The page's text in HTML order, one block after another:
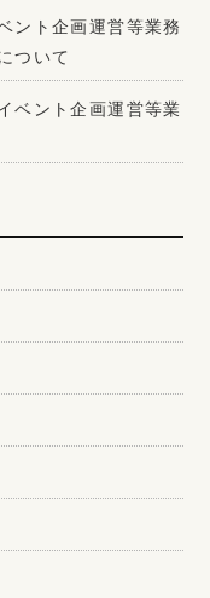
ント企画運営等業務
ついて
ベント企画運営等業